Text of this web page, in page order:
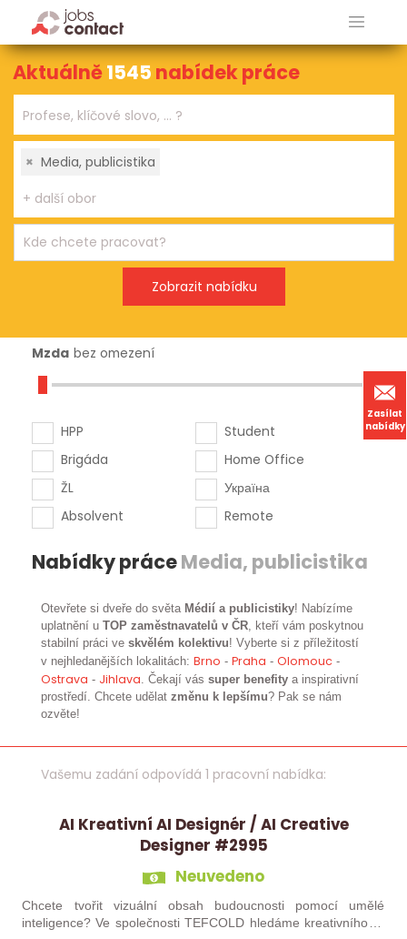
Zasílat
nabídky
Aktuálně1545 nabídek práce
× Media, publicistika
Mzda bez omezení
HPP
Brigáda
ŽL
Absolvent
Student
Home Office
Україна
Remote
Nabídky práceMedia, publicistika
Otevřete si dveře do světa Médií a publicistiky! Nabízíme
uplatnění uTOP zaměstnavatelů v ČR, kteří vám poskytnou
stabilní práci veskvělém kolektivu! Vyberte si z příležitostí
v nejhledanějších lokalitách: Brno - Praha -Olomouc -
Ostrava - Jihlava. Čekají vássuper benefity a inspirativní
prostředí. Chcete udělatzměnu k lepšímu? Pak se nám
ozvěte!
Vašemu zadání odpovídá 1 pracovní nabídka:
AI Kreativní AI Designér / AI Creative
Designer #2995
Neuvedeno
Chcete tvořit vizuální obsah budoucnosti pomocí umělé
inteligence? Ve společnosti TEFCOLD hledáme kreativního AI